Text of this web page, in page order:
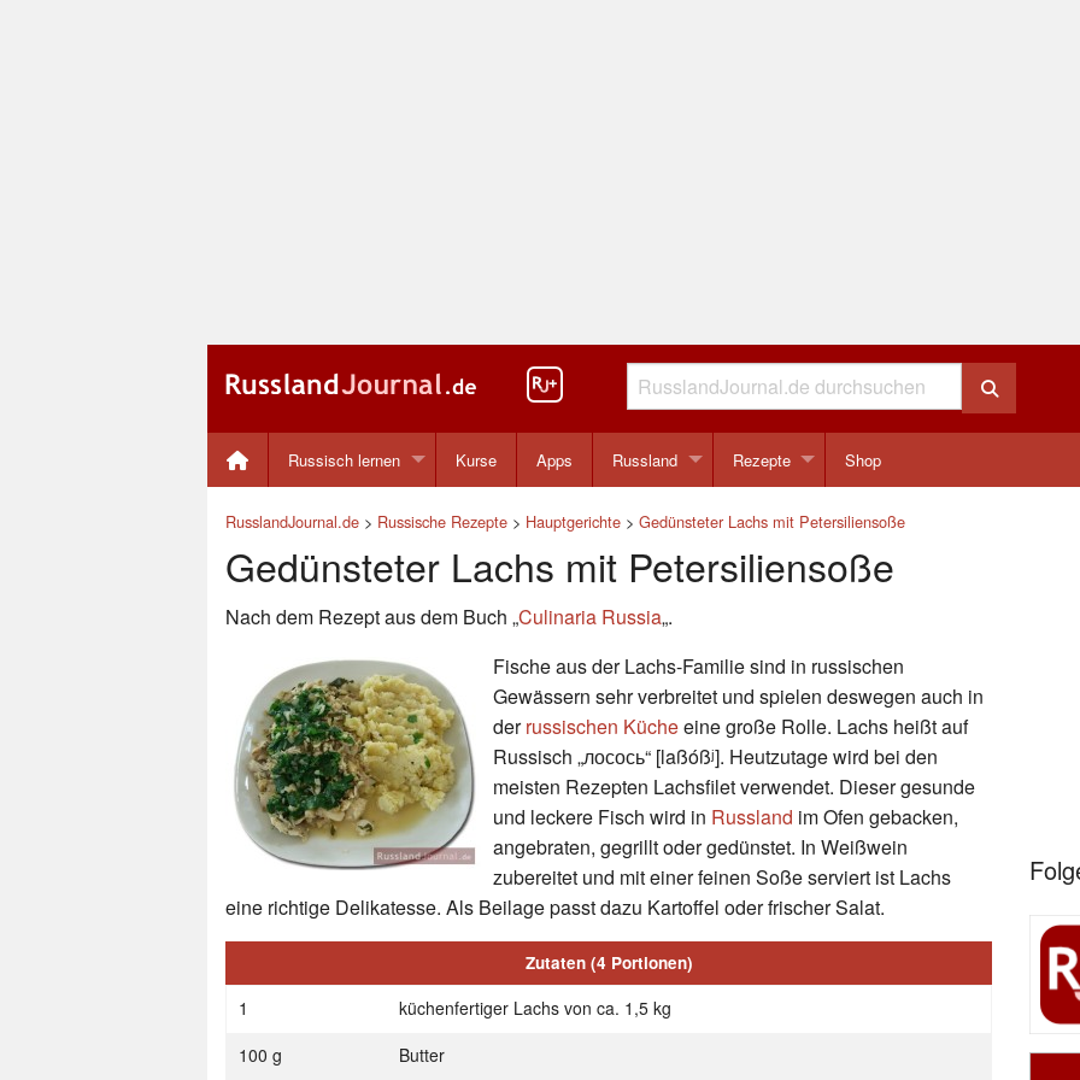
Russisch lernen Kurse Apps Russland Rezepte Shop
RusslandJournal.de > Russische Rezepte > Hauptgerichte > Gedünsteter Lachs mit Petersiliensoße
Gedünsteter Lachs mit Petersiliensoße
Nach dem Rezept aus dem Buch „Culinaria Russia„.
Fische aus der Lachs-Familie sind in russischen
Gewässern sehr verbreitet und spielen deswegen auch in
derrussischen Kücheeine große Rolle. Lachs heißt auf
Russisch „лосось“ [laßóßʲ]. Heutzutage wird bei den
meisten Rezepten Lachsfilet verwendet. Dieser gesunde
und leckere Fisch wird in Russland im Ofen gebacken,
angebraten, gegrillt oder gedünstet. In Weißwein
zubereitet und mit einer feinen Soße serviert ist Lachs
eine richtige Delikatesse. Als Beilage passt dazu Kartoffel oder frischer Salat.
Zutaten (4 Portionen)
1
küchenfertiger Lachs von ca. 1,5 kg
100 g
Butter